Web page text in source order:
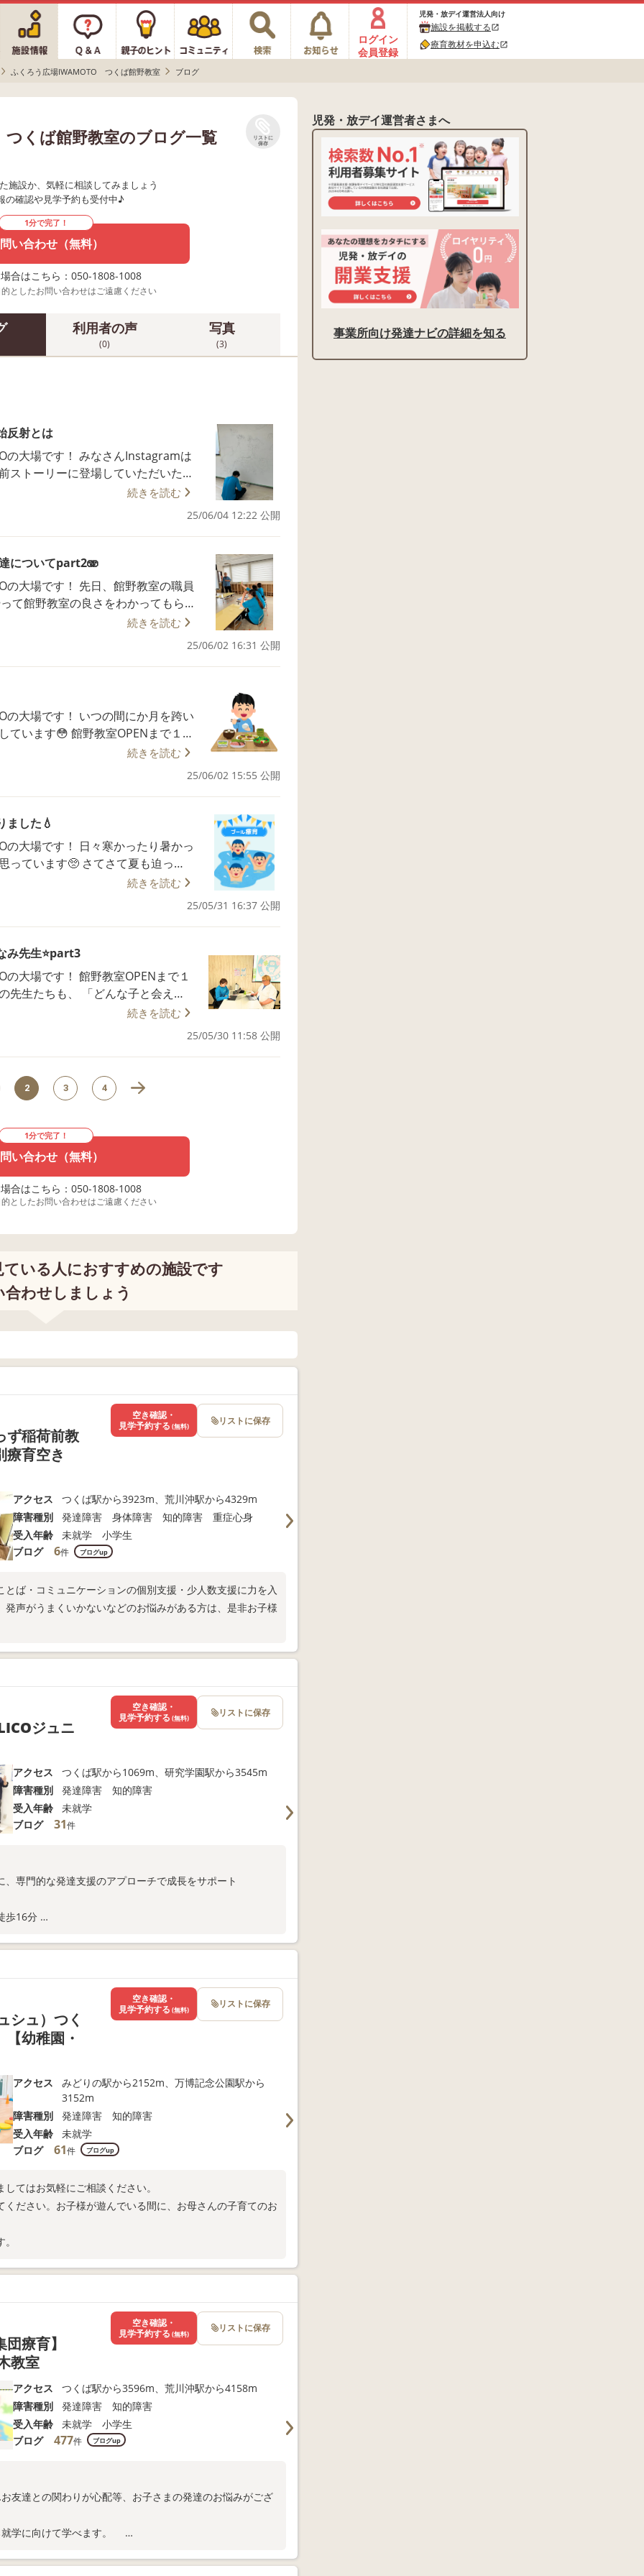
ログイン
会員登録
児発・放デイ運営法人向け
施設を掲載するopen_in_new
療育教材を申込むopen_in_new
ふくろう広場IWAMOTO つくば館野教室 ブログ
くば館野教室のブログ一覧
リストに
保存
施設か、気軽に相談してみましょう
の確認や見学予約も受付中♪
1分で完了！
い合わせ（無料）
合はこちら：050-1808-1008
としたお問い合わせはご遠慮ください
利用者の声
(0)
写真
(3)
反射とは
なさんInstagramは
ストーリーに登場していただいた
にかいた先生が なんと！絵を描
ね💓 ──────────────────── さ
話の中で登場した 「原始反射」に
てみると 【生まれながらに備わっ
自分の意志とは関係なく反射的に起
反射、把握反射などがありま
ある以
始反射が消失せずに色濃く残って
っしゃるそうです。 ではこの
）させるには どうすればいいので
に何かが触れると それを握ろうと
苦手だったりします。 このよ
を塗ってハンドスタンプで 絵を描
学にいら
見学はいつでも受付
分から！ 次次回は6月11日(水)15時
ります！ ▷https://forms.gle/BtvnYo
員一同皆様にお会い
教室の
fukurouhiroba2
茨城県つくば市館野466-5 📞02
続きを読む
25/06/04 12:22 公開
についてpart2🫨
、館野教室の職員
て館野教室の良さをわかってもら
ってもらうにはどうしたらいいか
え直す 良い機会になったそうです
日のコラムは以前お話しさせ
！ 簡単に話を振り返
段階ある ・この発達が順番に段階
自然な動きができるようになる と
」について
」のことです。 意外なこと
うです😳 意識に「背中
例えばハンモックに
クはとても不安定なので、乗るの
モックに乗ることができます。
モックに乗ろうとした時 足から乗
るため 安定せず見ていてとても危
り 四つん這いで背中を丸めたり伸
ういう動きができないといいます。
ということは 体の前後の感覚が育
だったりします。 さらに、
ている方
ばしてしまった動き
はお気
解決できる方法を考えさせていただ
見学はいつでも受付中！ 次回の
forms.gle/BtvnYoYWAQT9q
きるこ
🦉 https://x.com/fhIWAMOTO2023
つくば館野教室 2025年
つくば市館野466-5 📞029-869-903
続きを読む
25/06/02 16:31 公開
の間にか月を跨い
室OPENまで１ヶ
教室で過ごせる日々を 職員一同心
さて本日のコラム、
手にお茶碗を持って 椅子にまっす
ている状
土台」が整っているという状態を表
トが隠されています。 ①脳が
が別々に使えている ③さらにその
脳が担当しているということですね
した動きができている という２
不可欠です。 「文字を読むこと」
理） ・継次処理（文脈から意味
を「すもも／も／もも／も／もも／
ことができますよね。 これは
るということが必要です🧐 話を
るということ
がそれぞれにきちんと機能している
という２つが成立しているという
れていく）のですが 原始反射が消
、また別のブログで書かせていただ
んに必要で適切なアプローチを
はいつでも受付中！ 次回の説明
6月11日(水)15時30分です！ 飛び
BtvnYoYWAQT9qMKp9 職
っております😊 📷Instagra
ります✨ https://www.instagram.co
定 📮305-0067 茨城県つくば市館
続きを読む
25/06/02 15:55 公開
ました💧
寒かったり暑かっ
さてさて夏も迫って
は屋内の温水
プールで遊ぶこ
日はそのことについて話してみたい
人間の感覚には大きく分けて
覚」と「無意識的感覚」です。
覚・聴覚・嗅覚・味覚・触覚です。
これには固有受容感覚、前庭覚、
ントロールが難しかったりします🧐
特に前庭覚と触覚を刺激すること
📏 触覚はみなさん想
い！」となってしまったり 口に歯
水の中に
はたらき、波や水の流れもあるため
定に）なりますね。🫨 こういっ
できるというわけですね😳 プー
く遊んでいるだけですが、 それによ
ります！ 館野教室がオー
い📱 ──────────────────── 見
6月9日(月)15時30分から！ 次次回
を 受け付けております！ ▷http
を
🎶いつで
つくば館野教室 2025年7月1日
館野466-5 📞029-869-9036
続きを読む
25/05/31 16:37 公開
み先生⭐️part3
教室OPENまで１
うかな！」 など、日々皆様と生活
ます！ さて本日は職員
ばのはたらき」についてです。
というものは、 他者とコミュニ
分がいる。 そういった感
だ
に使われているわけではありませ
とば」 「調整することば」 の３種
頭の中で
に使われることば この２つ
でしょうか では「調整す
→「滑ると危ない」 →「気をつけ
えをもとに「道が
に言い聞かせ、自分の行動をコン
ば大丈夫」と 自分に語りかけ安心
ば」こそが 「調整することば」だ
整することば」が
面でどうしたらいいかわからず 混
気をつけなければいけない場面で
ことになって
して 言語だけでない、その他のお
った活動が必要なのかをじっくり考
ていただけ
さい☺️ ────────────────────
6月9日(月)15時30分から！ 次次
受け付けております！ ▷https://fo
🎶いつでも見
くば館野教室 2025年7月1日 OPE
466-5 📞029-869-9036
続きを読む
25/05/30 11:58 公開
2 3 4
1分で完了！
い合わせ（無料）
合はこちら：050-1808-1008
としたお問い合わせはご遠慮ください
ている人におすすめの施設です
合わせしましょう
ず稲荷前教
療育空き
アクセス
つくば駅から3923m、荒川沖駅から4329m
障害種別
発達障害 身体障害 知的障害 重症心身
受入年齢
未就学 小学生
ブログ
6件 ブログup
とば・コミュニケーションの個別支援・少人数支援に力を入
声がうまくいかないなどのお悩みがある方は、是非お子様
空き確認・
見学予約する (無料) リストに保存
ジュニ
アクセス
つくば駅から1069m、研究学園駅から3545m
障害種別
発達障害 知的障害
受入年齢
未就学
ブログ
31件
専門的な発達支援のアプローチで成長をサポート
歩16分
よりお問い合わせください！
空き確認・
見学予約する (無料) リストに保存
シュ）つく
幼稚園・
アクセス
みどりの駅から2152m、万博記念公園駅から
3152m
障害種別
発達障害 知的障害
受入年齢
未就学
ブログ
61件 ブログup
てはお気軽にご相談ください。
ださい。お子様が遊んでいる間に、お母さんの子育てのお
空き確認・
見学予約する (無料) リストに保存
団療育】
教室
アクセス
つくば駅から3596m、荒川沖駅から4158m
障害種別
発達障害 知的障害
受入年齢
未就学 小学生
ブログ
477件 ブログup
友達との関わりが心配等、お子さまの発達のお悩みがござ
就学に向けて学べます。
空き確認・
見学予約する (無料) リストに保存
児発・放デイ運営者さまへ
事業所向け発達ナビの詳細を知る